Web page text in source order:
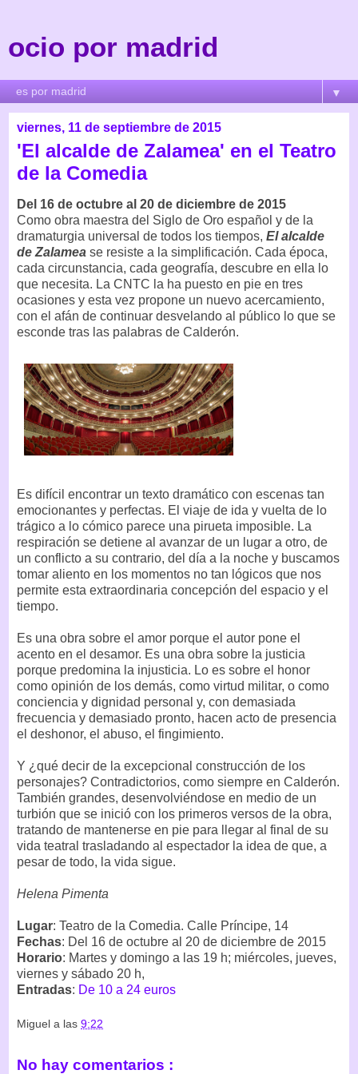
ocio por madrid
▼
viernes, 11 de septiembre de 2015
'El alcalde de Zalamea' en el Teatro
de la Comedia
Del 16 de octubre al 20 de diciembre de 2015
Como obra maestra del Siglo de Oro español y de la
dramaturgia universal de todos los tiempos, El alcalde
de Zalamea se resiste a la simplificación. Cada época,
cada circunstancia, cada geografía, descubre en ella lo
que necesita. La CNTC la ha puesto en pie en tres
ocasiones y esta vez propone un nuevo acercamiento,
con el afán de continuar desvelando al público lo que se
esconde tras las palabras de Calderón.
Es difícil encontrar un texto dramático con escenas tan
emocionantes y perfectas. El viaje de ida y vuelta de lo
trágico a lo cómico parece una pirueta imposible. La
respiración se detiene al avanzar de un lugar a otro, de
un conflicto a su contrario, del día a la noche y buscamos
tomar aliento en los momentos no tan lógicos que nos
permite esta extraordinaria concepción del espacio y el
tiempo.
Es una obra sobre el amor porque el autor pone el
acento en el desamor. Es una obra sobre la justicia
porque predomina la injusticia. Lo es sobre el honor
como opinión de los demás, como virtud militar, o como
conciencia y dignidad personal y, con demasiada
frecuencia y demasiado pronto, hacen acto de presencia
el deshonor, el abuso, el fingimiento.
Y ¿qué decir de la excepcional construcción de los
personajes? Contradictorios, como siempre en Calderón.
También grandes, desenvolviéndose en medio de un
turbión que se inició con los primeros versos de la obra,
tratando de mantenerse en pie para llegar al final de su
vida teatral trasladando al espectador la idea de que, a
pesar de todo, la vida sigue.
Helena Pimenta
Lugar: Teatro de la Comedia. Calle Príncipe, 14
Fechas: Del 16 de octubre al 20 de diciembre de 2015
Horario: Martes y domingo a las 19 h; miércoles, jueves,
viernes y sábado 20 h,
Entradas: De 10 a 24 euros
Miguel a las 9:22
No hay comentarios :